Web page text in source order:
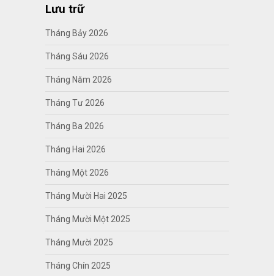
Lưu trữ
Tháng Bảy 2026
Tháng Sáu 2026
Tháng Năm 2026
Tháng Tư 2026
Tháng Ba 2026
Tháng Hai 2026
Tháng Một 2026
Tháng Mười Hai 2025
Tháng Mười Một 2025
Tháng Mười 2025
Tháng Chín 2025